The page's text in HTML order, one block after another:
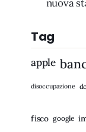
nuova
Tag
apple
disoccupazione
fisco google